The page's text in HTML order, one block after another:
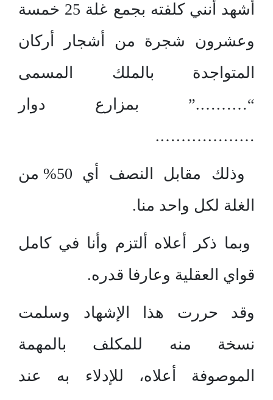
أشهد أنني كلفته بجمع غلة 25 خمسة
وعشرون شجرة من أشجار أركان
المتواجدة بالملك المسمى
“……….” بمزارع دوار
……………….
وذلك مقابل النصف أي 50% من
الغلة لكل واحد منا.
وبما ذكر أعلاه ألتزم وأنا في كامل
قواي العقلية وعارفا قدره.
وقد حررت هذا الإشهاد وسلمت
نسخة منه للمكلف بالمهمة
الموصوفة أعلاه، للإدلاء به عند